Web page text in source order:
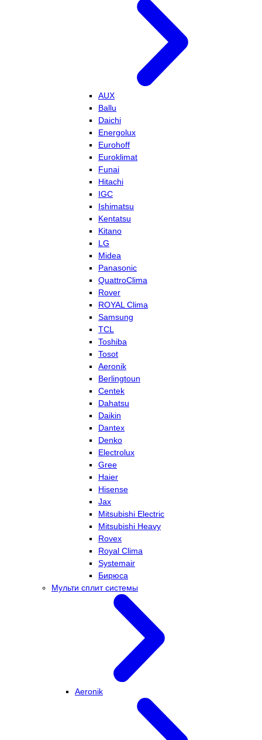
AUX
Ballu
Daichi
Energolux
Eurohoff
Euroklimat
Funai
Hitachi
IGC
Ishimatsu
Kentatsu
Kitano
LG
Midea
Panasonic
QuattroClima
Rover
ROYAL Clima
Samsung
TCL
Toshiba
Tosot
Aeronik
Berlingtoun
Centek
Dahatsu
Daikin
Dantex
Denko
Electrolux
Gree
Haier
Hisense
Jax
Mitsubishi Electric
Mitsubishi Heavy
Rovex
Royal Clima
Systemair
Бирюса
Мульти сплит системы
Aeronik